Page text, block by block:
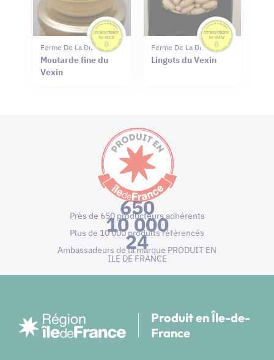
Ferme De La Distillerie
Moutarde fine du
Vexin
Ferme De La Distillerie
Lingots du Vexin
650
Près de 650 producteurs adhérents
10 000
Plus de 10 000 produits référencés
24
Ambassadeurs de la marque PRODUIT EN
ILE DE FRANCE
Produit en Île-de-
France